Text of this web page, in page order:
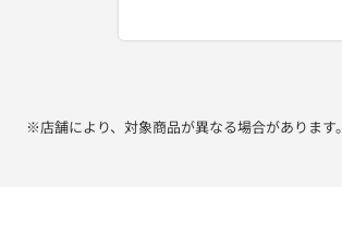
※店舗により、対象商品が異なる場合があります。